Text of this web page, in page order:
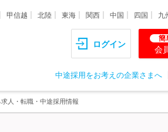
甲信越 北陸 東海 関西 中国 四国 九
ログイン
簡
会
中途採用をお考えの企業さまへ
人・転職・中途採用情報